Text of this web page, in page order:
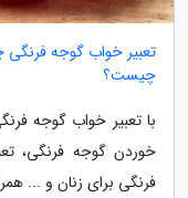
تعبیر خواب گوجه
چیست؟
با تعبیر خواب گوجه
خوردن گوجه فرنگی،
فرنگی برای زنان و ...